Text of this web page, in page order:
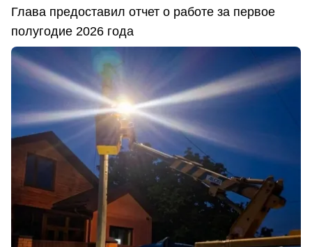
Глава предоставил отчет о работе за первое
полугодие 2026 года